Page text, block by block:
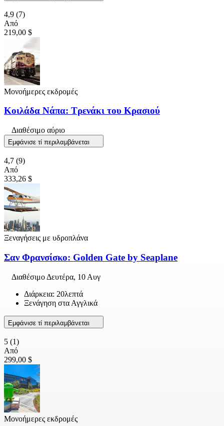
4,9 (7)
Από
219,00 $
Μονοήμερες εκδρομές
Κοιλάδα Νάπα: Τρενάκι του Κρασιού
Διαθέσιμο αύριο
Εμφάνισε τί περιλαμβάνεται
4,7 (9)
Από
333,26 $
Ξεναγήσεις με υδροπλάνα
Σαν Φρανσίσκο: Golden Gate by Seaplane
Διαθέσιμο Δευτέρα, 10 Αυγ
Διάρκεια: 20λεπτά
Ξενάγηση στα Αγγλικά
Εμφάνισε τί περιλαμβάνεται
5 (1)
Από
299,00 $
Μονοήμερες εκδρομές